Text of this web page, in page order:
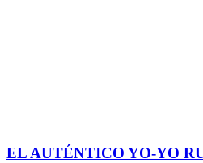
EL AUTÉNTICO YO-YO